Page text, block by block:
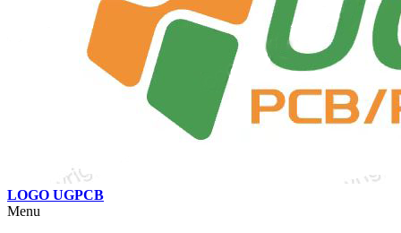
LOGO UGPCB
Menu